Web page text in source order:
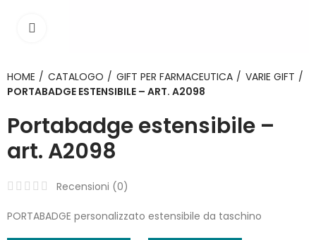
HOME CATALOGO GIFT PER FARMACEUTICA
VARIE GIFT
PORTABADGE ESTENSIBILE – ART. A2098
Portabadge estensibile –
art. A2098
Recensioni (0)
PORTABADGE personalizzato estensibile da taschino